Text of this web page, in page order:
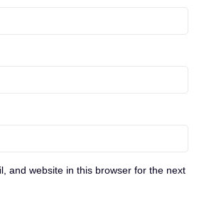
and website in this browser for the next